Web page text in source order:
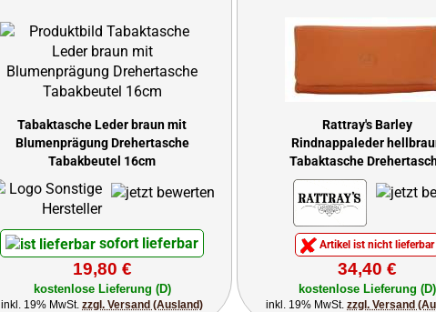
Tabaktasche Leder braun mit
Blumenprägung Drehertasche
Tabakbeutel 16cm
sofort lieferbar
19,80 €
kostenlose Lieferung (D)
inkl. 19% MwSt.zzgl. Versand (Ausland)
Rattray's Barley
Rindnappaleder
Tabaktasche
Tabakbeutel
Artikel ist nicht lieferbar
34,40 €
kostenlose Lieferung (D)
inkl. 19% MwSt.zzgl. Versand